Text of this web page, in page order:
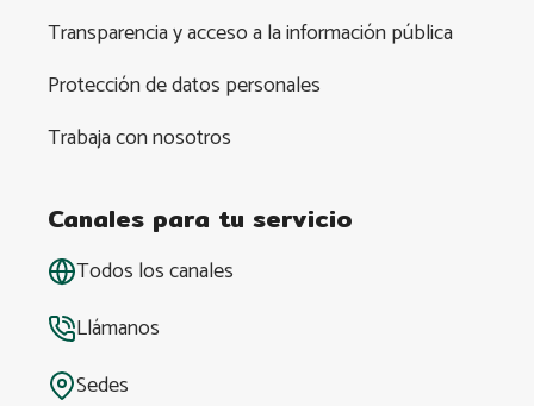
Transparencia y acceso a la información pública
Protección de datos personales
Trabaja con nosotros
Canales para tu servicio
Todos los canales
Llámanos
Sedes